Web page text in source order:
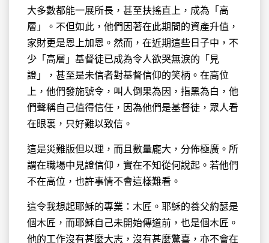
大多數都能一展所長，甚至扶搖直上，成為「高
層」。不但如此，他們因著在此期間的資產升值，
家財更是恩上加恩。然而，在近期這些日子中，不
少「高層」基督徒已成為令人欲哭無淚的「見
證」，甚至是未信者對基督信仰的笑柄。在高位
上，他們發施號令，叫人倒果為因，指黑為白，他
們聲稱自己值得信任，因為他們是基督徒，眾人看
在眼裏，只好難以致信。
這是災難版但以理，而且數量龐大，分佈極廣。所
謂在職場中見證信仰，實在不知從何說起。若他們
不在高位，也許事情不會這樣難看。
這令我想起耶穌的專業：木匠。耶穌的養父約瑟是
個木匠，而耶穌自己未開始傳道前，也是個木匠。
他的工作沒有甚麼大志，沒有甚麼驚喜，亦不會在